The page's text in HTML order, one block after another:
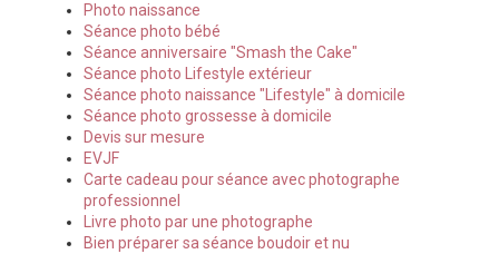
Photo naissance
Séance photo bébé
Séance anniversaire "Smash the Cake"
Séance photo Lifestyle extérieur
Séance photo naissance "Lifestyle" à domicile
Séance photo grossesse à domicile
Devis sur mesure
EVJF
Carte cadeau pour séance avec photographe
professionnel
Livre photo par une photographe
Bien préparer sa séance boudoir et nu